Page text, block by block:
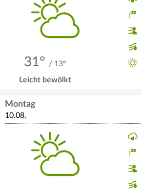
31° / 13°
Leicht bewölkt
Montag
10.08.